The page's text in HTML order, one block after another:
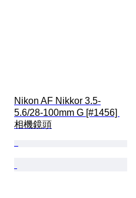
Nikon AF Nikkor 3.5-
5.6/28-100mm G [#1456]
相機鏡頭